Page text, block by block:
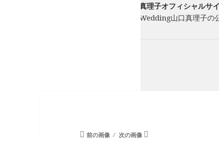
フリーランスウエディングプランナー山口真理子オフィシャル
フリーのウエディングプランナーStory of Wedding山口真理子
前の画像 次の画像